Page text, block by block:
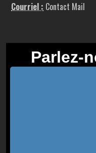
Courriel : Contact Mail